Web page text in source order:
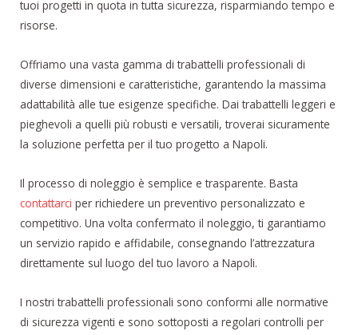
tuoi progetti in quota in tutta sicurezza, risparmiando tempo e
risorse.
Offriamo una vasta gamma di trabattelli professionali di
diverse dimensioni e caratteristiche, garantendo la massima
adattabilità alle tue esigenze specifiche. Dai trabattelli leggeri e
pieghevoli a quelli più robusti e versatili, troverai sicuramente
la soluzione perfetta per il tuo progetto a Napoli.
Il processo di noleggio è semplice e trasparente. Basta
contattarci per richiedere un preventivo personalizzato e
competitivo. Una volta confermato il noleggio, ti garantiamo
un servizio rapido e affidabile, consegnando l’attrezzatura
direttamente sul luogo del tuo lavoro a Napoli.
I nostri trabattelli professionali sono conformi alle normative
di sicurezza vigenti e sono sottoposti a regolari controlli per